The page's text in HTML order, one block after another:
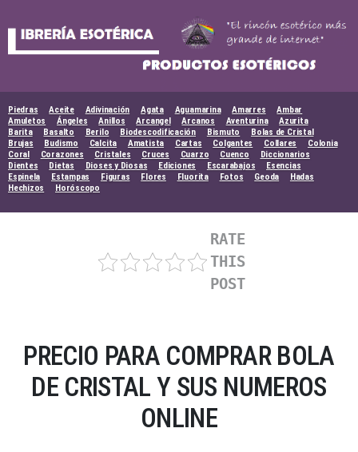
Piedras Aceite Adivinación Agata Aguamarina Amarres
Ambar
Amuletos
Ángeles Anillos Arcangel Arcanos Aventurina
Azurita
Barita
Basalto Berilo Biodescodificación Bismuto
Bolas de Cristal
Brujas
Budismo Calcita Amatista Cartas Colgantes Collares
Colonia
Coral
Corazones Cristales Cruces Cuarzo Cuenco
Diccionarios
Dientes
Dietas Dioses y Diosas Ediciones Escarabajos
Esencias
Espinela
Estampas Figuras Flores Fluorita Fotos Geoda
Hadas
Hechizos
Horóscopo
RATE
THIS
POST
PRECIO PARA COMPRAR BOLA
DE CRISTAL Y SUS NUMEROS
ONLINE